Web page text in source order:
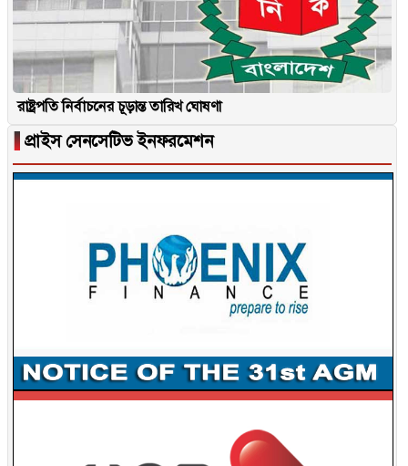
রাষ্ট্রপতি নির্বাচনের চূড়ান্ত তারিখ ঘোষণা
▐ প্রাইস সেনসেটিভ ইনফরমেশন